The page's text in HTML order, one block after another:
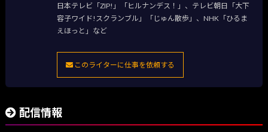
日本テレビ「ZIP!」「ヒルナンデス！」、テレビ朝日「大下
容子ワイド!スクランブル」「じゅん散歩」、NHK「ひるま
えほっと」など
このライターに仕事を依頼する
配信情報